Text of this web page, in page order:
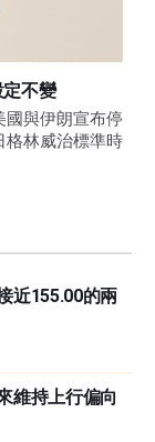
不變
國與伊朗宣布停
格林威治標準時
近155.00的兩
維持上行偏向